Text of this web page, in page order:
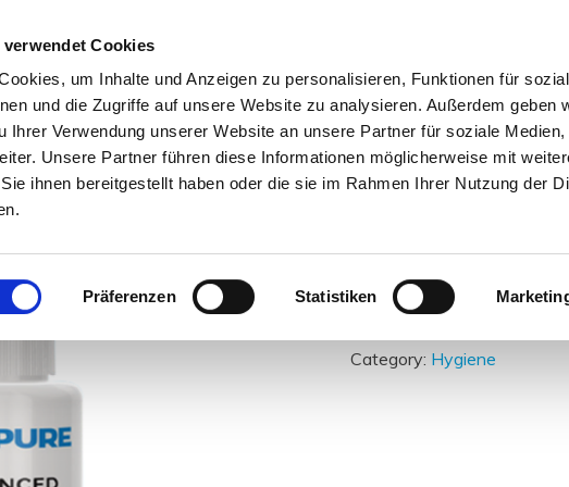
verwendet Cookies
um Inhalte und Anzeigen zu personalisieren, Funktionen für
und die Zugriffe auf unsere Website zu analysieren. Außerdem geben
Ihrer Verwendung unserer Website an unsere Partner für soziale Medien,
Unsere Partner führen diese Informationen möglicherweise mit
ihnen bereitgestellt haben oder die sie im Rahmen Ihrer Nutzung der
Präferenzen Statistiken
Disinfectant
This is a versatile product
sanitize them. It helps kill
Category: Hygiene